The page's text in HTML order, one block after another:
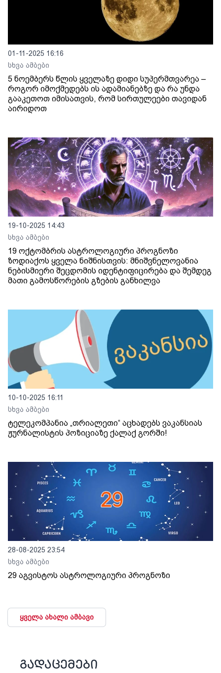
01-11-2025 16:16
სხვა ამბები
5 ნოემბერს წლის ყველაზე დიდი სუპერმთვარეა –
როგორ იმოქმედებს ის ადამიანებზე და რა უნდა
გააკეთოთ იმისათვის, რომ სირთულეები თავიდან
აირიდოთ
19-10-2025 14:43
სხვა ამბები
19 ოქტომბრის ასტროლოგიური პროგნოზი
ზოდიაქოს ყველა ნიშნისთვის: მნიშვნელოვანია
ნებისმიერი შეცდომის იდენტიფიცირება და შემდეგ
მათი გამოსწორების გზების განხილვა
10-10-2025 16:11
სხვა ამბები
ტელეკომპანია „თრიალეთი“ აცხადებს ვაკანსიას
ჟურნალისტის პოზიციაზე ქალაქ გორში!
28-08-2025 23:54
სხვა ამბები
29 აგვისტოს ასტროლოგიური პროგნოზი
ყველა ახალი ამბავი
გადაცემები